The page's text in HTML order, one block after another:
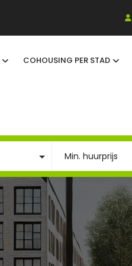
COHOUSING PER STAD